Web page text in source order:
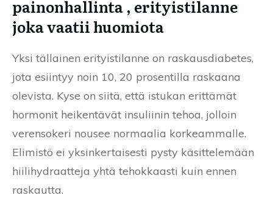
painonhallinta , erityistilanne
joka vaatii huomiota
Yksi tällainen erityistilanne on raskausdiabetes,
jota esiintyy noin 10, 20 prosentilla raskaana
olevista. Kyse on siitä, että istukan erittämät
hormonit heikentävät insuliinin tehoa, jolloin
verensokeri nousee normaalia korkeammalle.
Elimistö ei yksinkertaisesti pysty käsittelemään
hiilihydraatteja yhtä tehokkaasti kuin ennen
raskautta.